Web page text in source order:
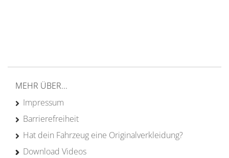
MEHR ÜBER...
Impressum
Barrierefreiheit
Hat dein Fahrzeug eine Originalverkleidung?
Download Videos